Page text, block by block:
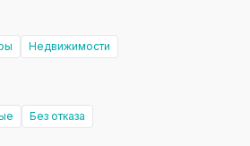
Недвижимости
Без отказа